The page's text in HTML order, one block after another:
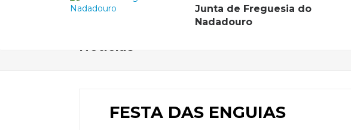
Junta de Freguesia do
Nadadouro
Notícias
FESTA DAS ENGUIAS